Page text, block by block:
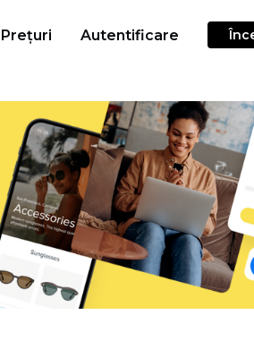
Prețuri Autentificare